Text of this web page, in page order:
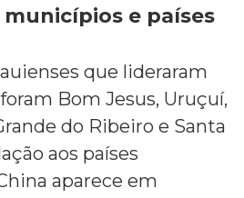
e países
que lideraram
Bom Jesus, Uruçuí,
do Ribeiro e Santa
aos países
aparece em